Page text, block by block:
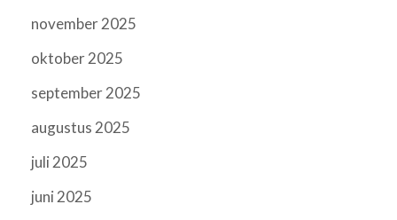
november 2025
oktober 2025
september 2025
augustus 2025
juli 2025
juni 2025